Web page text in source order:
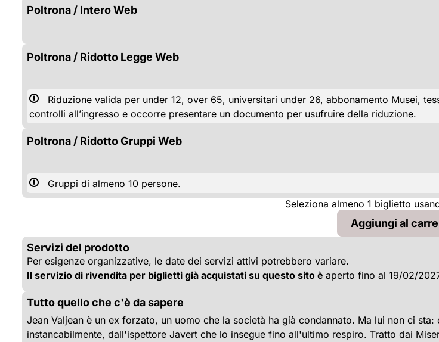
Poltrona / Intero Web
Poltrona / Ridotto Legge Web
Riduzione valida per under 12, over 65, universitari under 26, abbonamento Musei,
controlli all’ingresso e occorre presentare un documento per usufruire della riduzione.
Poltrona / Ridotto Gruppi Web
Gruppi di almeno 10 persone.
Seleziona almeno 1 biglietto
Servizi del prodotto
Per esigenze organizzative, le date dei servizi attivi potrebbero variare.
Il servizio di rivendita per biglietti già acquistati su questo sito è aperto fino al 19/02/
Tutto quello che c'è da sapere
Jean Valjean è un ex forzato, un uomo che la società ha già condannato. Ma lui non ci
instancabilmente, dall'ispettore Javert che lo insegue fino all'ultimo respiro. Tratto dai